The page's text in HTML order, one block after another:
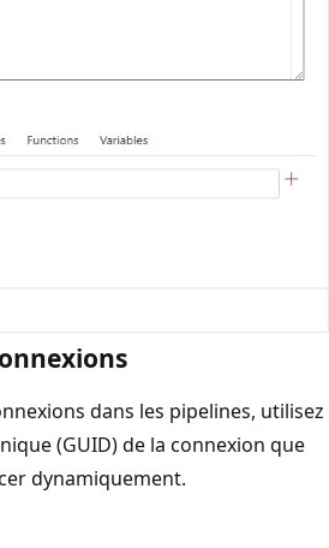
dans les pipelines, utilisez
(GUID) de la connexion que
dynamiquement.